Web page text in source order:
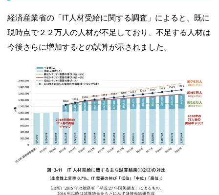
経済産業省の「IT人材受給に関する調査」によると、既に
現時点で２２万人の人材が不足しており、不足する人材は
今後さらに増加するとの試算が示されました。